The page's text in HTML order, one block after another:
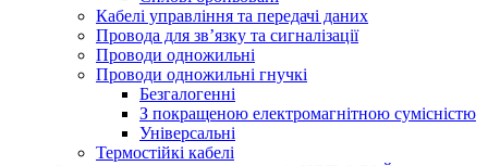
Кабелі управління та передачі даних
Провода для зв’язку та сигналізації
Проводи одножильні
Проводи одножильні гнучкі
Безгалогенні
З покращеною електромагнітною сумісністю
Універсальні
Термостійкі кабелі